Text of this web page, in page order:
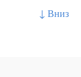
↓ Вниз